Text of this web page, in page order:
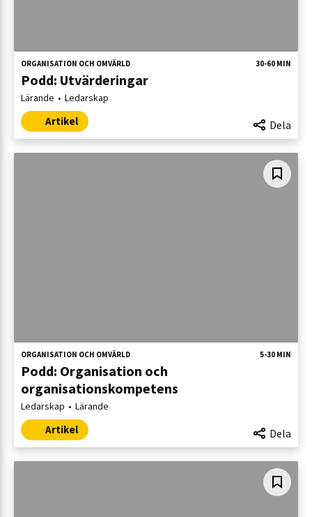
ORGANISATION OCH OMVÄRLD 30-60 MIN
Podd: Utvärderingar
Lärande Ledarskap
Artikel Dela
ORGANISATION OCH OMVÄRLD 5-30 MIN
Podd: Organisation och
organisationskompetens
Ledarskap Lärande
Artikel Dela